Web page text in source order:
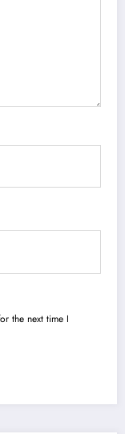
the next time I